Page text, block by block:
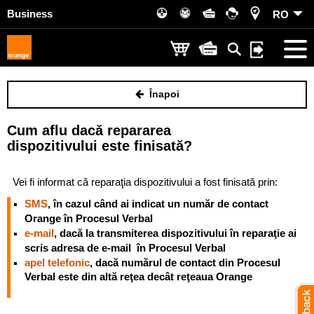
Business RO
Înapoi
Cum aflu dacă repararea
dispozitivului este finisată?
Vei fi informat că reparaţia dispozitivului a fost finisată prin:
SMS, în cazul când ai indicat un număr de contact
Orange în Procesul Verbal
e-mail , dacă la transmiterea dispozitivului în reparaţie ai
scris adresa de e-mail în Procesul Verbal
apel telefonic, dacă numărul de contact din Procesul
Verbal este din altă reţea decât reţeaua Orange